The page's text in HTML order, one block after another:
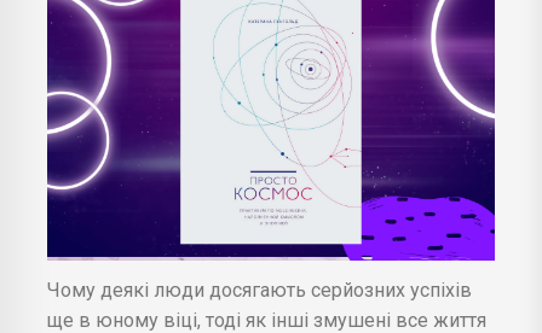
Чому деякі люди досягають серйозних успіхів
ще в юному віці, тоді як інші змушені все життя